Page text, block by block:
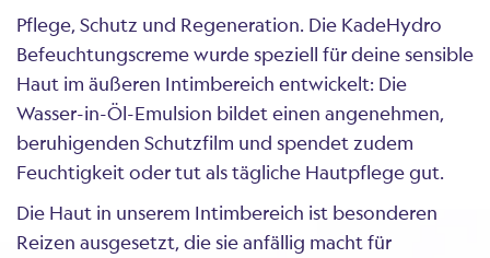
Pflege, Schutz und Regeneration. Die KadeHydro
Befeuchtungscreme wurde speziell für deine sensible
Haut im äußeren Intimbereich entwickelt: Die
Wasser-in-Öl-Emulsion bildet einen angenehmen,
beruhigenden Schutzfilm und spendet zudem
Feuchtigkeit oder tut als tägliche Hautpflege gut.
Die Haut in unserem Intimbereich ist besonderen
Reizen ausgesetzt, die sie anfällig macht für